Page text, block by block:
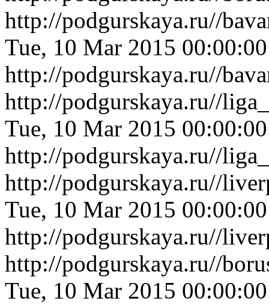
http://podgurskaya.ru//
Tue, 10 Mar 2015
http://podgurskaya.ru//
http://podgurskaya.ru//
Tue, 10 Mar 2015
http://podgurskaya.ru//
http://podgurskaya.ru//
Tue, 10 Mar 2015
http://podgurskaya.ru//
http://podgurskaya.ru//
Tue, 10 Mar 2015